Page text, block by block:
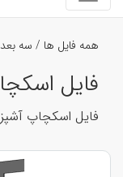
همه فایل ها / سه
فایل
فایل اسکچاپ